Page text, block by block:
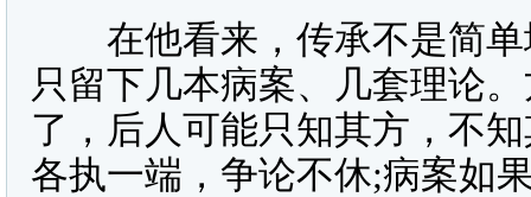
在他看来，传承不是简单
只留下几本病案、几套理论
了，后人可能只知其方，不
各执一端，争论不休;病案如